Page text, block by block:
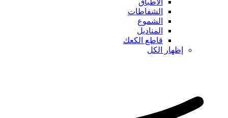
الأطباق
الشفاطات
الشموع
المناديل
قاطع الكعك
إظهار الكل